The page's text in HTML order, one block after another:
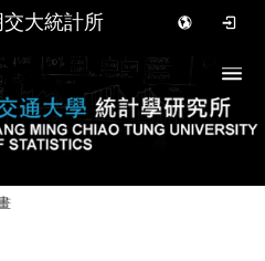
交大統計所